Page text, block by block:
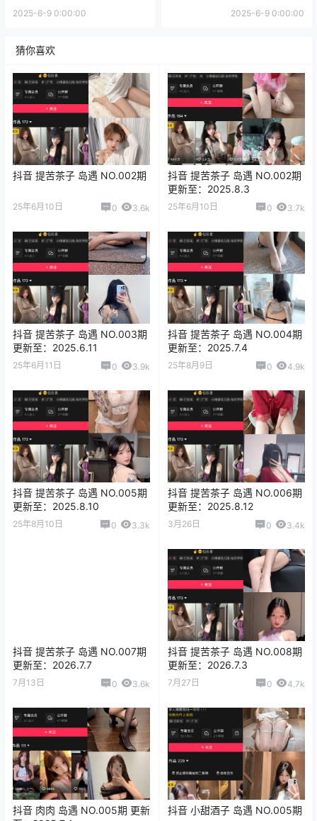
2025-6-9 0:00:00 2025-6-9 0:00:00
猜你喜欢
抖音 提苦茶子 岛遇 NO.002期
25年6月10日 0 3.6k
抖音 提苦茶子 岛遇 NO.002期
更新至：2025.8.3
25年6月10日 0 3.7k
抖音 提苦茶子 岛遇 NO.003期
更新至：2025.6.11
25年6月11日 0 3.9k
抖音 提苦茶子 岛遇 NO.004期
更新至：2025.7.4
25年8月9日 0 4.9k
抖音 提苦茶子 岛遇 NO.005期
更新至：2025.8.10
25年8月10日 0 3.3k
抖音 提苦茶子 岛遇 NO.006期
更新至：2025.8.12
3月26日 0 3.4k
抖音 提苦茶子 岛遇 NO.007期
更新至：2026.7.7
7月13日 0 3.6k
抖音 提苦茶子 岛遇 NO.008期
更新至：2026.7.3
7月27日 0 4.7k
抖音 肉肉 岛遇 NO.005期 更新
抖音 小甜酒子 岛遇 NO.005期